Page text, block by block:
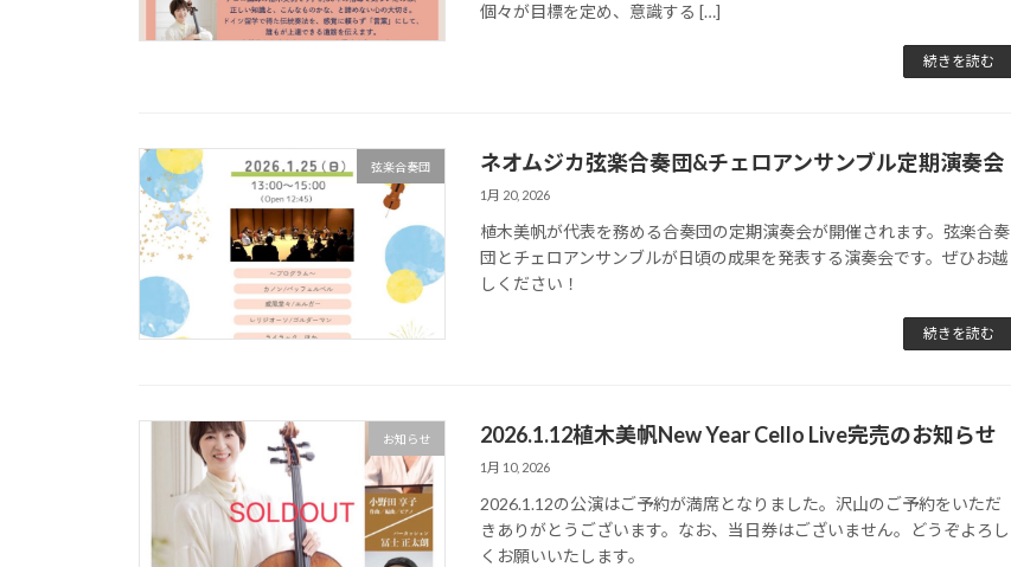
個々が目標を定め、意識する […]
続きを読む
弦楽合奏団 ネオムジカ弦楽合奏団&チェロアンサンブル定期演奏会
1月 20, 2026
植木美帆が代表を務める合奏団の定期演奏会が開催されます。弦楽合奏
団とチェロアンサンブルが日頃の成果を発表する演奏会です。ぜひお越
しください！
続きを読む
お知らせ 2026.1.12植木美帆New Year Cello Live完売のお知らせ
1月 10, 2026
2026.1.12の公演はご予約が満席となりました。沢山のご予約をいただ
きありがとうございます。なお、当日券はございません。どうぞよろし
くお願いいたします。